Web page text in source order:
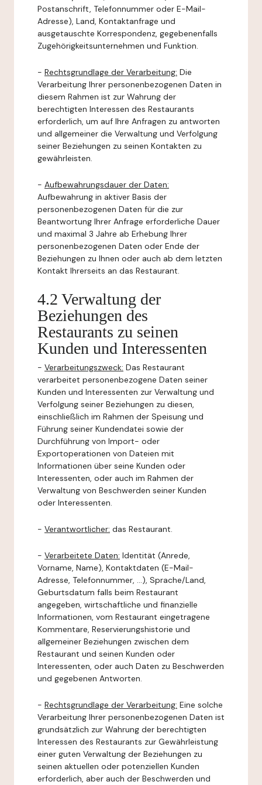
Postanschrift, Telefonnummer oder E-Mail-
Adresse), Land, Kontaktanfrage und
ausgetauschte Korrespondenz, gegebenenfalls
Zugehörigkeitsunternehmen und Funktion.
- Rechtsgrundlage der Verarbeitung: Die
Verarbeitung Ihrer personenbezogenen Daten in
diesem Rahmen ist zur Wahrung der
berechtigten Interessen des Restaurants
erforderlich, um auf Ihre Anfragen zu antworten
und allgemeiner die Verwaltung und Verfolgung
seiner Beziehungen zu seinen Kontakten zu
gewährleisten.
- Aufbewahrungsdauer der Daten:
Aufbewahrung in aktiver Basis der
personenbezogenen Daten für die zur
Beantwortung Ihrer Anfrage erforderliche Dauer
und maximal 3 Jahre ab Erhebung Ihrer
personenbezogenen Daten oder Ende der
Beziehungen zu Ihnen oder auch ab dem letzten
Kontakt Ihrerseits an das Restaurant.
4.2 Verwaltung der
Beziehungen des
Restaurants zu seinen
Kunden und Interessenten
- Verarbeitungszweck: Das Restaurant
verarbeitet personenbezogene Daten seiner
Kunden und Interessenten zur Verwaltung und
Verfolgung seiner Beziehungen zu diesen,
einschließlich im Rahmen der Speisung und
Führung seiner Kundendatei sowie der
Durchführung von Import- oder
Exportoperationen von Dateien mit
Informationen über seine Kunden oder
Interessenten, oder auch im Rahmen der
Verwaltung von Beschwerden seiner Kunden
oder Interessenten.
- Verantwortlicher: das Restaurant.
- Verarbeitete Daten: Identität (Anrede,
Vorname, Name), Kontaktdaten (E-Mail-
Adresse, Telefonnummer, ...), Sprache/Land,
Geburtsdatum falls beim Restaurant
angegeben, wirtschaftliche und finanzielle
Informationen, vom Restaurant eingetragene
Kommentare, Reservierungshistorie und
allgemeiner Beziehungen zwischen dem
Restaurant und seinen Kunden oder
Interessenten, oder auch Daten zu Beschwerden
und gegebenen Antworten.
- Rechtsgrundlage der Verarbeitung: Eine solche
Verarbeitung Ihrer personenbezogenen Daten ist
grundsätzlich zur Wahrung der berechtigten
Interessen des Restaurants zur Gewährleistung
einer guten Verwaltung der Beziehungen zu
seinen aktuellen oder potenziellen Kunden
erforderlich, aber auch der Beschwerden und